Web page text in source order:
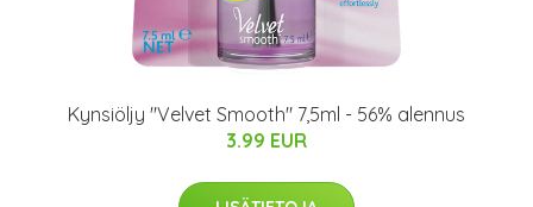
Kynsiöljy "Velvet Smooth" 7,5ml - 56% alennus
3.99 EUR